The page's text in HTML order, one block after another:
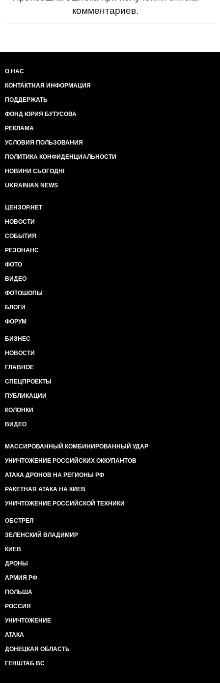
комментариев.
О НАС
КОНТАКТНАЯ ИНФОРМАЦИЯ
ПОДДЕРЖАТЬ
ФОНД ЮРИЯ БУТУСОВА
РЕКЛАМА
УСЛОВИЯ ПОЛЬЗОВАНИЯ
ПОЛИТИКА КОНФИДЕНЦИАЛЬНОСТИ
НОВИНИ СЬОГОДНІ
UKRAINIAN NEWS
ЦЕНЗОР.НЕТ
НОВОСТИ
СОБЫТИЯ
РЕЗОНАНС
ФОТО
ВИДЕО
ФОТОШОПЫ
БЛОГИ
ФОРУМ
БИЗНЕС
НОВОСТИ
ГЛАВНОЕ
СПЕЦПРОЕКТЫ
ПУБЛИКАЦИИ
КОЛОНКИ
ВИДЕО
МАССИРОВАННЫЙ КОМБИНИРОВАННЫЙ УДАР
УНИЧТОЖЕНИЕ РОССИЙСКИХ ОККУПАНТОВ
АТАКА ДРОНОВ НА РЕГИОНЫ РФ
РАКЕТНАЯ АТАКА НА КИЕВ
УНИЧТОЖЕНИЕ РОССИЙСКОЙ ТЕХНИКИ
ОБСТРЕЛ
ЗЕЛЕНСКИЙ ВЛАДИМИР
КИЕВ
ДРОНЫ
АРМИЯ РФ
ПОЛЬША
РОССИЯ
УНИЧТОЖЕНИЕ
АТАКА
ДОНЕЦКАЯ ОБЛАСТЬ
ГЕНШТАБ ВС